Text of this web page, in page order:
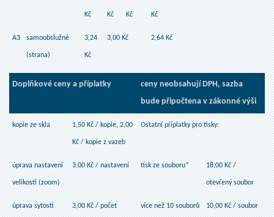
Kč Kč Kč Kč
A3 samoobslužné
(strana)
3,24
Kč
3,00 Kč 2,64 Kč
Doplňkové ceny a příplatky
ceny neobsahují DPH, sazba
bude připočtena v zákonné výši
kopie ze skla 1,50 Kč / kopie, 2,00
Kč / kopie z vazeb
Ostatní příplatky pro tisky:
úprava nastavení
velikosti (zoom)
3,00 Kč / nastavení tisk ze souboru* 18,00 Kč /
otevřený soubor
úprava sytosti 3,00 Kč / počet více než 10 souborů 10,00 Kč / soubor